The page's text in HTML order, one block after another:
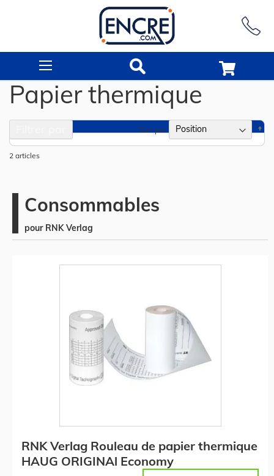
Papier thermique
2 articles
Trier par
Consommables
pour RNK Verlag
RNK Verlag Rouleau de papier thermique
HAUG ORIGINAl Economy